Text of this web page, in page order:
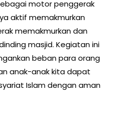
motor penggerak
aktif memakmurkan
memakmurkan dan
masjid. Kegiatan ini
beban para orang
anak-anak kita dapat
Islam dengan aman